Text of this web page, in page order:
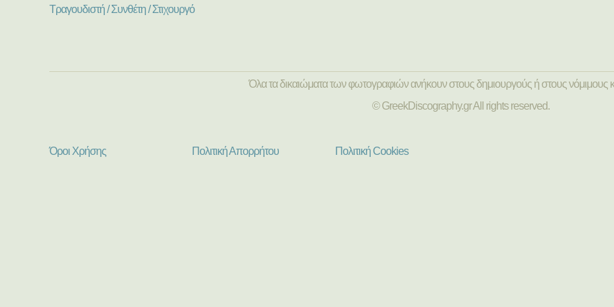
Τραγουδιστή / Συνθέτη / Στιχουργό
Όλα τα δικαιώματα των φωτογραφιών ανήκουν στους δημιουργούς ή στους νόμιμους
© GreekDiscography.gr All rights reserved.
Όροι Χρήσης Πολιτική Απορρήτου Πολιτική Cookies